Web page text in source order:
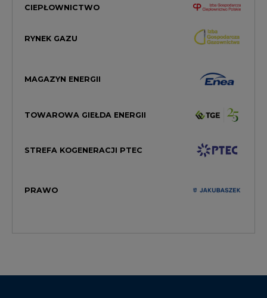
CIEPŁOWNICTWO
RYNEK GAZU
MAGAZYN ENERGII
TOWAROWA GIEŁDA ENERGII
STREFA KOGENERACJI PTEC
PRAWO